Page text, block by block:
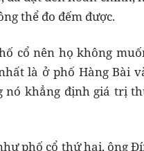
thể đo đếm được.
cổ nên họ không
là ở phố Hàng Bài
khẳng định giá trị
phố cổ thứ hai, ông